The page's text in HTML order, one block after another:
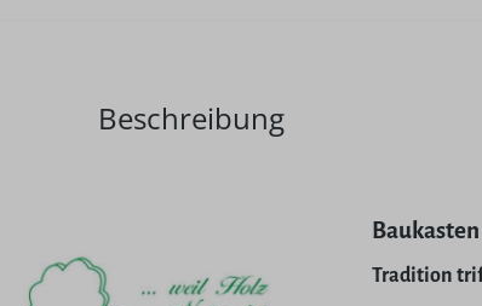
Beschreibung
Tradition